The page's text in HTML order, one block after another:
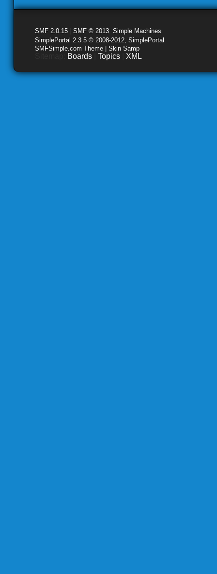
SMF 2.0.15 SMF © 2013 Simple Machines
SimplePortal 2.3.5 © 2008-2012, SimplePortal
SMFSimple.com Theme | Skin Samp
Boards Topics XML